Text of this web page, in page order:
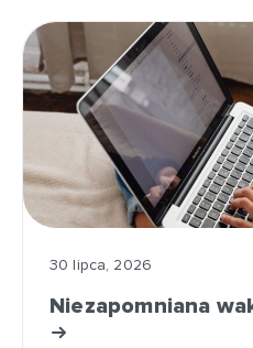
30 lipca, 2026
Niezapomniana